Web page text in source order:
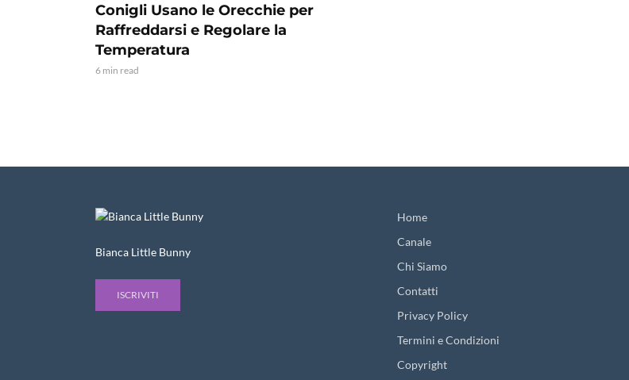
Conigli Usano le Orecchie per
Raffreddarsi e Regolare la
Temperatura
6 min read
Bianca Little Bunny
ISCRIVITI
Home
Canale
Chi Siamo
Contatti
Privacy Policy
Termini e Condizioni
Copyright